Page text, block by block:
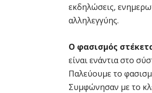
εκδηλώσεις,
αλληλεγγύης.
Ο φασισμός
είναι ενάντια στο
Παλεύουμε το
Συμφώνησαν με το